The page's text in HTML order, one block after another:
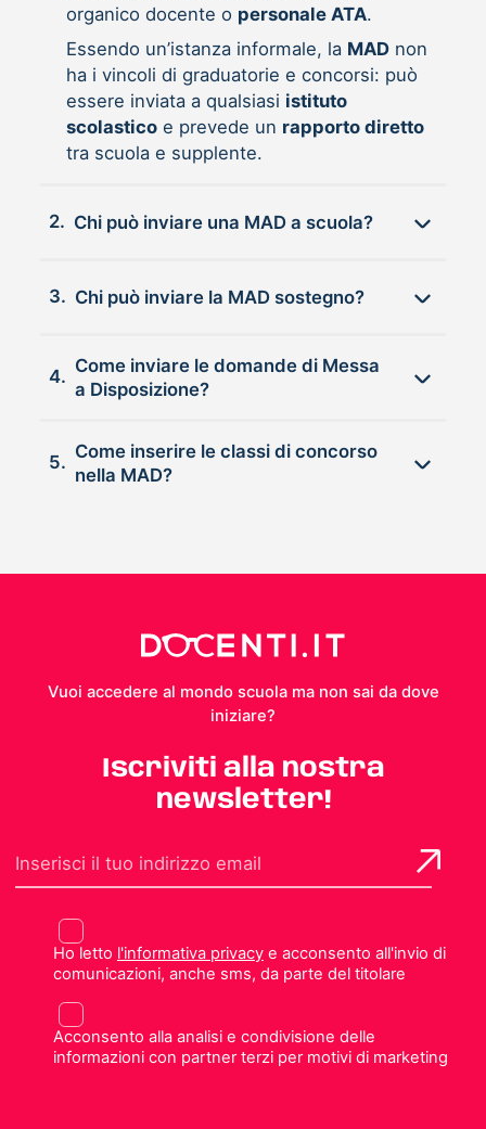
organico docente o personale ATA.
Essendo un’istanza informale, la MADnon
ha i vincoli di graduatorie e concorsi: può
essere inviata a qualsiasi istituto
scolasticoe prevede un rapporto diretto
tra scuola e supplente.
2. Chi può inviare una MAD a scuola?
3. Chi può inviare la MAD sostegno?
4.
Come inviare le domande di Messa
a Disposizione?
5.
Come inserire le classi di concorso
nella MAD?
Vuoi accedere al mondo scuola ma non sai da dove
iniziare?
Iscriviti alla nostra
newsletter!
Ho letto l'informativa privacye acconsento all'invio di
comunicazioni, anche sms, da parte del titolare
Acconsento alla analisi e condivisione delle
informazioni con partner terzi per motivi di marketing